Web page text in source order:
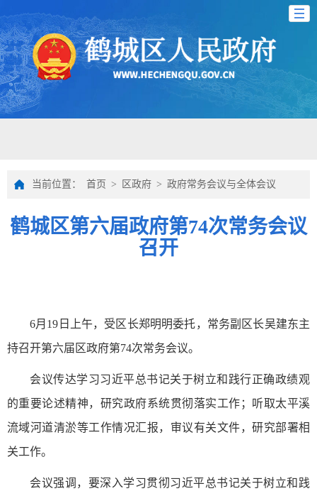
当前位置： 首页 > 区政府 > 政府常务会议与全体会议
鹤城区第六届政府第74次常务会议
召开
6月19日上午，受区长郑明明委托，常务副区长吴建东主
持召开第六届区政府第74次常务会议。
会议传达学习习近平总书记关于树立和践行正确政绩观
的重要论述精神，研究政府系统贯彻落实工作；听取太平溪
流域河道清淤等工作情况汇报，审议有关文件，研究部署相
关工作。
会议强调，要深入学习贯彻习近平总书记关于树立和践